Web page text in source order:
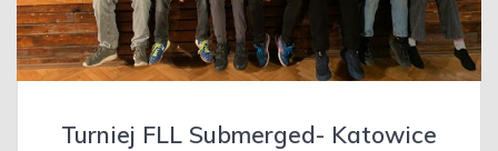
Turniej FLL Submerged- Katowice